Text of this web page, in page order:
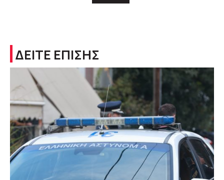
ΔΕΙΤΕ ΕΠΙΣΗΣ